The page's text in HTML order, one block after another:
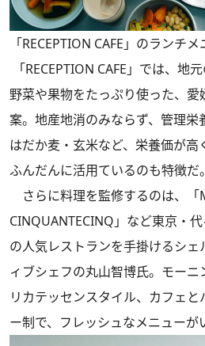
「RECEPTION CAFE」のランチメ
「RECEPTION CAFE」では、地
野菜や果物をたっぷり使った、
案。地産地消のみならず、管理栄
はだか⻨・⽞⽶など、栄養価が⾼
ふんだんに活⽤ているのも特徴だ。
さらに料理を監修するのは、「
CINQUANTECINQ」など東京・
の⼈気レストランを⼿掛けるシ
ィブシェフの丸⼭智博⽒。モー
リカテッセンスタイル、カフェ
ー制で、フレッシュなメニューが